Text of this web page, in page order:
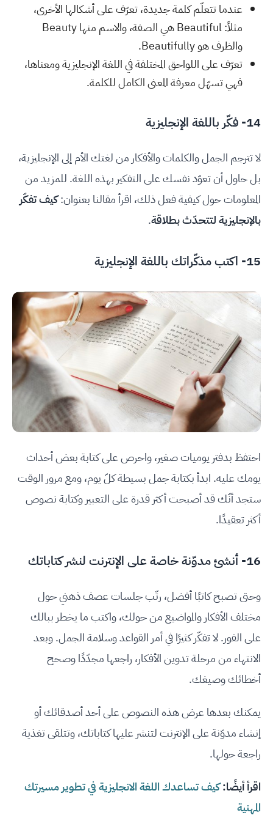
عندما تتعلّم كلمة جديدة، تعرّف على أشكالها الأخرى،
مثلاً: Beautiful هي الصفة، والاسم منها Beauty
والظرف هو Beautifully.
تعرّف على اللواحق المختلفة في اللغة الإنجليزية ومعناها،
فهي تسهّل معرفة المعنى الكامل للكلمة.
14- فكّر باللغة الإنجليزية
لا تترجم الجمل والكلمات والأفكار من لغتك الأم إلى الإنجليزية،
بل حاول أن تعوّد نفسك على التفكير بهذه اللغة. للمزيد من
المعلومات حول كيفية فعل ذلك، اقرأ مقالنا بعنوان:كيف تفكّر
بالإنجليزية لتتحدّث بطلاقة.
15- اكتب مذكّراتك باللغة الإنجليزية
احتفظ بدفتر يوميات صغير، واحرص على كتابة بعض أحداث
يومك عليه. ابدأ بكتابة جمل بسيطة كلّ يوم، ومع مرور الوقت
ستجد أنّك قد أصبحت أكثر قدرة على التعبير وكتابة نصوص
أكثر تعقيدًا.
16- أنشئ مدوّنة خاصة على الإنترنت لنشر كتاباتك
وحتى تصبح كاتبًا أفضل، رتّب جلسات عصف ذهني حول
مختلف الأفكار والمواضيع من حولك، واكتب ما يخطر ببالك
على الفور. لا تفكّر كثيرًا في أمر القواعد وسلامة الجمل. وبعد
الانتهاء من مرحلة تدوين الأفكار، راجعها مجدّدًا وصحح
أخطائك وصيغك.
يمكنك بعدها عرض هذه النصوص على أحد أصدقائك أو
إنشاء مدوّنة على الإنترنت لتنشر عليها كتاباتك، وتتلقى تغذية
راجعة حولها.
اقرأ أيضًا:كيف تساعدك اللغة الانجليزية في تطوير مسيرتك
المهنية